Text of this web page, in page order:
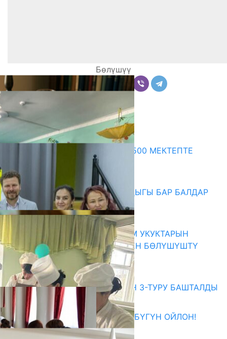
Бөлүшүү
Комментарийлер
Акыркы жаңылыктар
ПРЕЗИДЕНТТИН ЖАРЛЫГЫ: 500 МЕКТЕПТЕ
ШАХМАТ ИЙРИМИ АЧЫЛАТ
06.08.2026
СҮЛҮКТҮ: ӨЗГӨЧӨ МУКТАЖДЫГЫ БАР БАЛДАР
ҮЧҮН БОРБОР АЧЫЛДЫ
06.08.2026
КЫРГЫЗ ЭКСПЕРТТЕРИ АДАМ УКУКТАРЫН
ОКУТУУ ТАЖРЫЙБАСЫ МЕНЕН БӨЛҮШҮШТҮ
06.08.2026
Абитуриент
ЖОЖДОРГО КАБЫЛ АЛУУНУН 3-ТУРУ БАШТАЛДЫ
27.07.2026
ӨЗҮҢДҮН КЕЛЕЧЕГИҢ ҮЧҮН БҮГҮН ОЙЛОН!
20.07.2026